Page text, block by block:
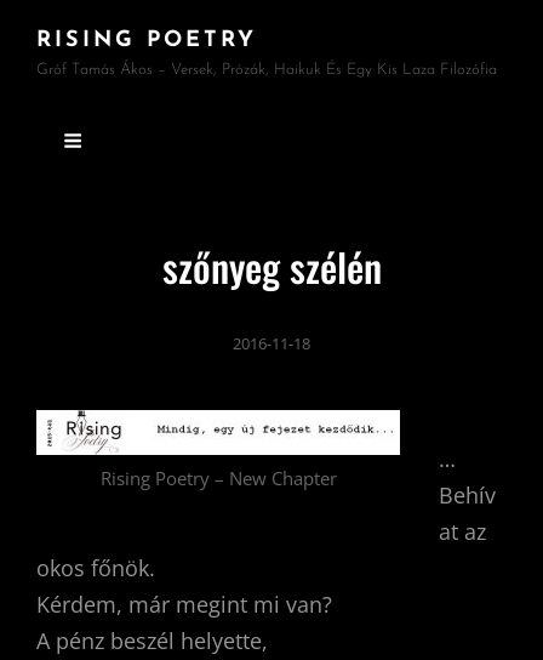
RISING POETRY
Gróf Tamás Ákos – Versek, Prózák, Haikuk És Egy Kis Laza Filozófia
szőnyeg szélén
2016-11-18
Rising Poetry – New Chapter
…
Behív
at az
okos főnök.
Kérdem, már megint mi van?
A pénz beszél helyette,